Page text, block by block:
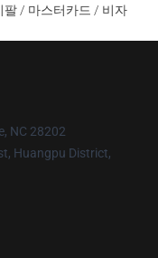
팔 / 마스터카드 / 비자
NC 28202
Huangpu District,